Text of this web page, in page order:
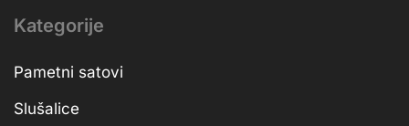
Kategorije
Pametni satovi
Slušalice